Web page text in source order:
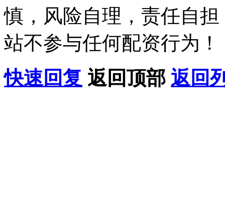
慎，风险自理，责任自
站不参与任何配资行为！
快速回复 返回顶部 返回